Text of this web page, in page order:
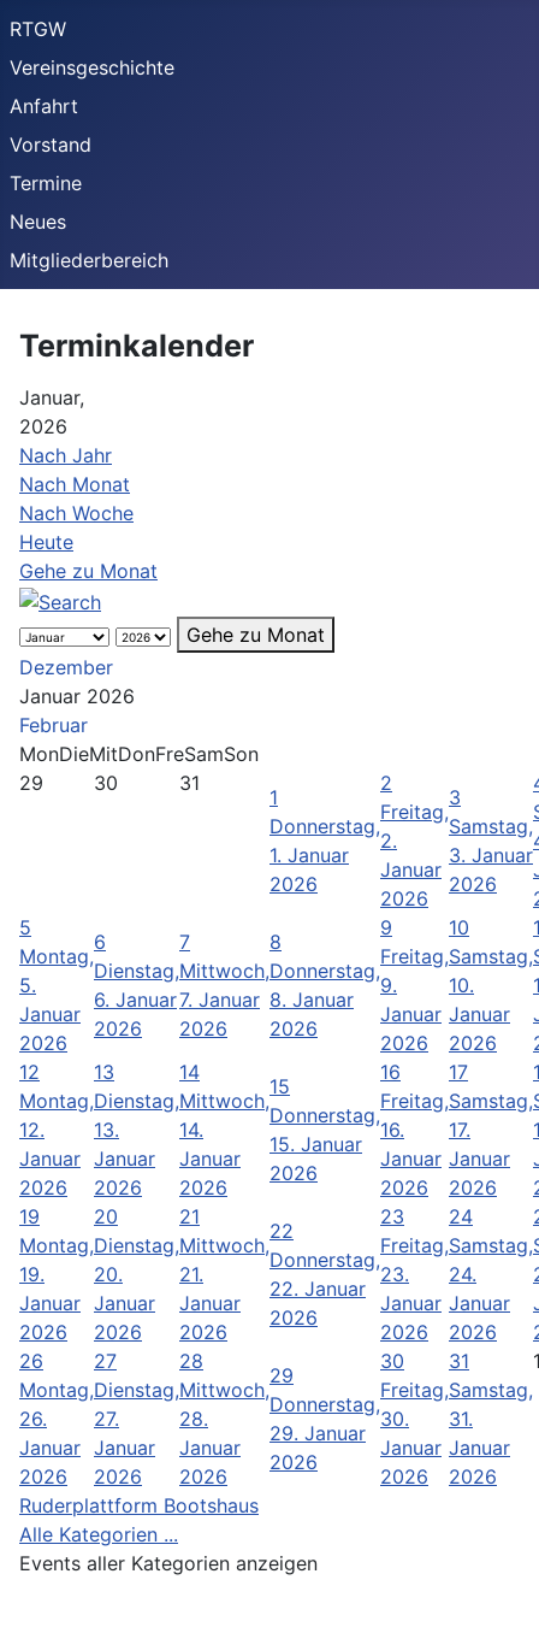
RTGW
Vereinsgeschichte
Anfahrt
Vorstand
Termine
Neues
Mitgliederbereich
Terminkalender
Januar,
2026
Nach Jahr
Nach Monat
Nach Woche
Heute
Gehe zu Monat
Gehe zu Monat
Dezember
Januar 2026
Februar
MonDieMitDonFreSamSon
29
30 31
1
Donnerstag,
1. Januar
2026
2
Freitag,
2.
Januar
2026
3
Samstag,
3. Januar
2026
5
Montag,
5.
Januar
2026
6
Dienstag,
6. Januar
2026
7
Mittwoch,
7. Januar
2026
8
Donnerstag,
8. Januar
2026
9
Freitag,
9.
Januar
2026
10
Samstag,
10.
Januar
2026
12
Montag,
12.
Januar
2026
13
Dienstag,
13.
Januar
2026
14
Mittwoch,
14.
Januar
2026
15
Donnerstag,
15. Januar
2026
16
Freitag,
16.
Januar
2026
17
Samstag,
17.
Januar
2026
19
Montag,
19.
Januar
2026
20
Dienstag,
20.
Januar
2026
21
Mittwoch,
21.
Januar
2026
22
Donnerstag,
22. Januar
2026
23
Freitag,
23.
Januar
2026
24
Samstag,
24.
Januar
2026
26
Montag,
26.
Januar
2026
27
Dienstag,
27.
Januar
2026
28
Mittwoch,
28.
Januar
2026
29
Donnerstag,
29. Januar
2026
30
Freitag,
30.
Januar
2026
31
Samstag,
31.
Januar
2026
Ruderplattform Bootshaus
Alle Kategorien ...
Events aller Kategorien anzeigen